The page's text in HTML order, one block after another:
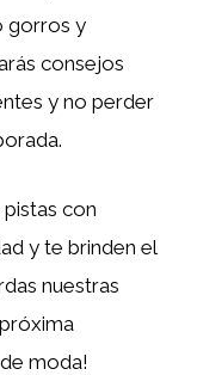
gorros y
consejos
y no perder
con
y te brinden el
nuestras
moda!